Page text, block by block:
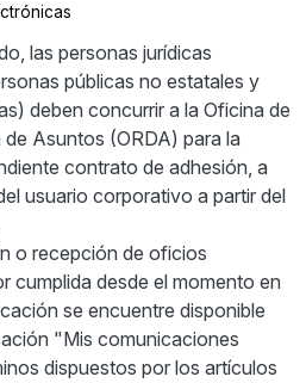
las personas jurídicas
públicas no estatales y
deben concurrir a la Oficina de
Asuntos (ORDA) para la
contrato de adhesión, a
usuario corporativo a partir del
o recepción de oficios
cumplida desde el momento en
se encuentre disponible
"Mis comunicaciones
dispuestos por los artículos